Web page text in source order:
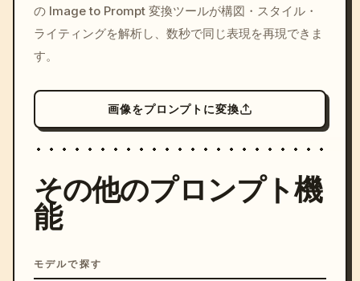
colors, 8k --v 6.0
の Image to Prompt 変換ツールが構図・スタイル・
ライティングを解析し、数秒で同じ表現を再現できま
す。
画像をプロンプトに変換
その他のプロンプト機
能
モデルで探す